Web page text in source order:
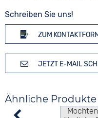
Schreiben Sie uns!
ZUM
JETZT E-MAIL
Ähnliche Produkte